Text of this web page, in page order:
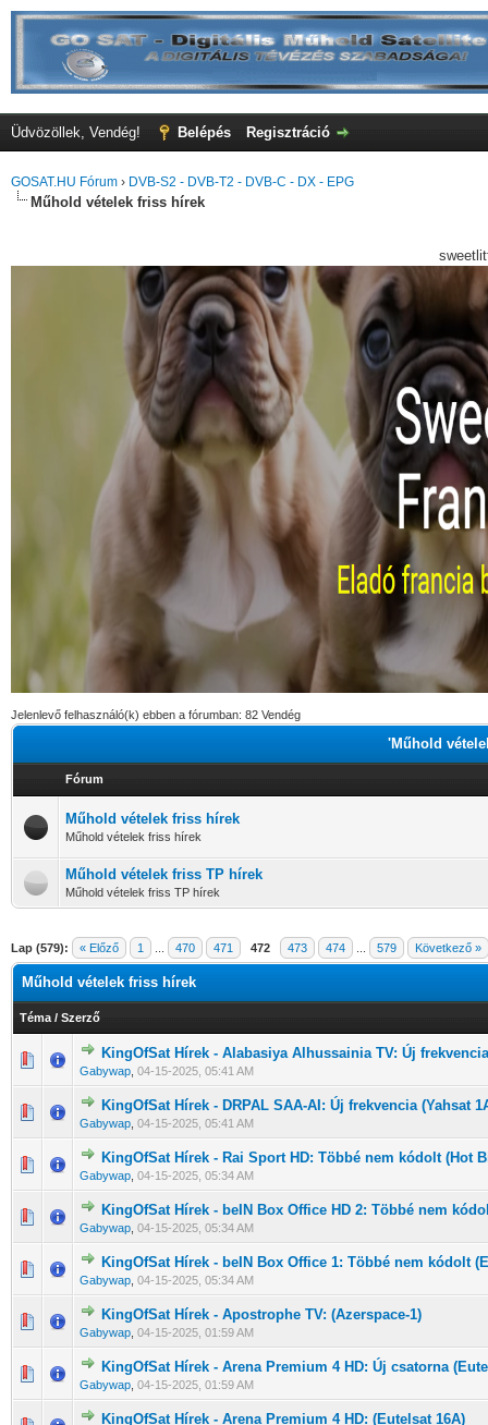
Üdvözöllek, Vendég! Belépés Regisztráció
GOSAT.HU Fórum › DVB-S2 - DVB-T2 - DVB-C - DX - EPG
Műhold vételek friss hírek
Jelenlevő felhasználó(k) ebben a fórumban: 82 Vendég
'Műhold
Fórum
Műhold vételek friss hírek
Műhold vételek friss hírek
Műhold vételek friss TP hírek
Műhold vételek friss TP hírek
Lap (579): « Előző 1 470 471 472 473 474 579 Következő »
Műhold vételek friss hírek
Téma / Szerző
KingOfSat Hírek - Alabasiya Alhussainia TV: Új
Gabywap 04-15-2025, 05:41 AM
0 Szavazat - 0 / 5 átlagban
12345
KingOfSat Hírek - DRPAL SAA-AI: Új frekvencia (Yahsat
Gabywap 04-15-2025, 05:41 AM
0 Szavazat - 0 / 5 átlagban
1234 5
KingOfSat Hírek - Rai Sport HD: Többé nem kódolt (Hot
Gabywap 04-15-2025, 05:34 AM
0 Szavazat - 0 / 5 átlagban
1 2345
KingOfSat Hírek - beIN Box Office HD 2: Többé nem
Gabywap 04-15-2025, 05:34 AM
0 Szavazat - 0 / 5 átlagban
12 345
KingOfSat Hírek - beIN Box Office 1: Többé nem kódolt
Gabywap 04-15-2025, 05:34 AM
0 Szavazat - 0 / 5 átlagban
12 345
KingOfSat Hírek - Apostrophe TV: (Azerspace-1)
Gabywap 04-15-2025, 01:59 AM
0 Szavazat - 0 / 5 átlagban
12345
KingOfSat Hírek - Arena Premium 4 HD: Új csatorna
Gabywap 04-15-2025, 01:59 AM
0 Szavazat - 0 / 5 átlagban
1234 5
KingOfSat Hírek - Arena Premium 4 HD: (Eutelsat 16A)